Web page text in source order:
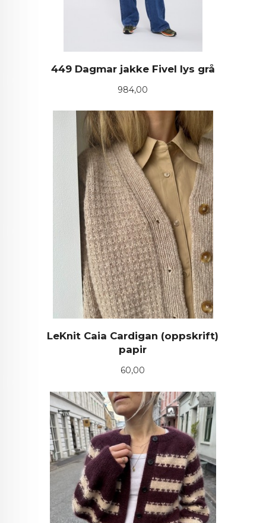
449 Dagmar jakke Fivel lys grå
Pris
984,00
LeKnit Caia Cardigan (oppskrift)
papir
Pris
60,00